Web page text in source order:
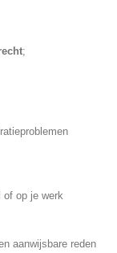
;
of op je werk
aanwijsbare reden